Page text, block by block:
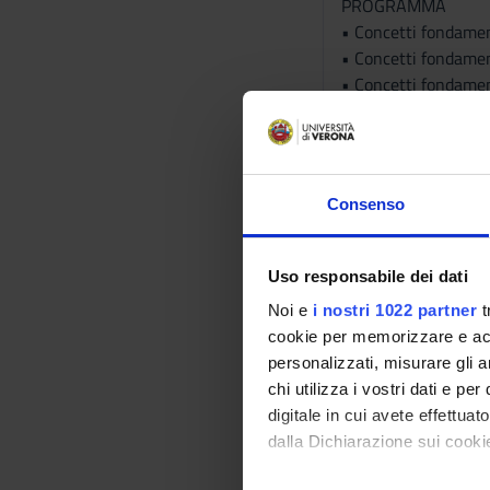
Consenso
Uso responsabile dei dati
Noi e i nostri 1022 partner
cookie per memorizzare e
personalizzati, misurare gli
chi utilizza i vostri dati e per
digitale in cui avete
dalla Dichiarazione sui
PROGRAMMA
• Concetti
• Concetti
• Concetti
• Tecnologie e
• Testi
• Testi multimodali
• Tecnologie e
• Didattica online e
• Realizzazione di
METODI DIDATTICI
L’insegnamento si
- Ambiente aula:
sincrona.